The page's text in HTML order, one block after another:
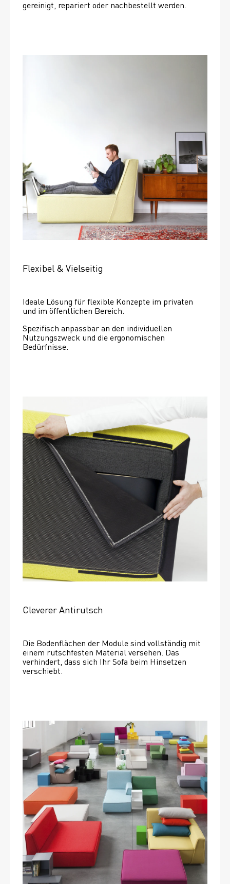
gereinigt, repariert oder nachbestellt werden.
Flexibel & Vielseitig
Ideale Lösung für flexible Konzepte im privaten
und im öffentlichen Bereich.
Spezifisch anpassbar an den individuellen
Nutzungszweck und die ergonomischen
Bedürfnisse.
Cleverer Antirutsch
Die Bodenflächen der Module sind vollständig mit
einem rutschfesten Material versehen. Das
verhindert, dass sich Ihr Sofa beim Hinsetzen
verschiebt.